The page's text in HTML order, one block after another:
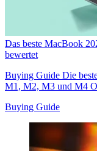
Das beste MacBook
bewertet
Buying Guide Die
M1, M2, M3 und M4
Buying Guide